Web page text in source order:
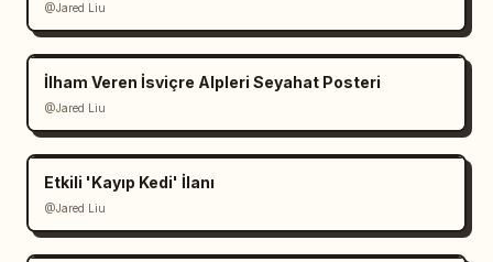
@Jared Liu
İlham Veren İsviçre Alpleri Seyahat Posteri
@Jared Liu
Etkili 'Kayıp Kedi' İlanı
@Jared Liu